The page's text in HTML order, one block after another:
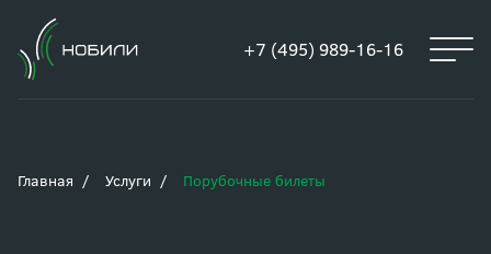
+7 (495) 989-16-16
Главная Услуги Порубочные билеты